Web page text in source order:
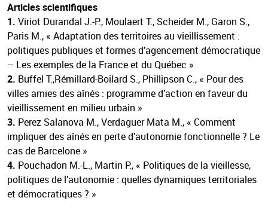
Articles scientifiques
1. Viriot Durandal J.-P., Moulaert T., Scheider M., Garon S.,
Paris M., « Adaptation des territoires au vieillissement :
politiques publiques et formes d’agencement démocratique
– Les exemples de la France et du Québec »
2. Buffel T.,Rémillard-Boilard S., Phillipson C., « Pour des
villes amies des aînés : programme d’action en faveur du
vieillissement en milieu urbain »
3. Perez Salanova M., Verdaguer Mata M., « Comment
impliquer des aînés en perte d’autonomie fonctionnelle ? Le
cas de Barcelone »
4. Pouchadon M.-L., Martin P., « Politiques de la vieillesse,
politiques de l’autonomie : quelles dynamiques territoriales
et démocratiques ? »